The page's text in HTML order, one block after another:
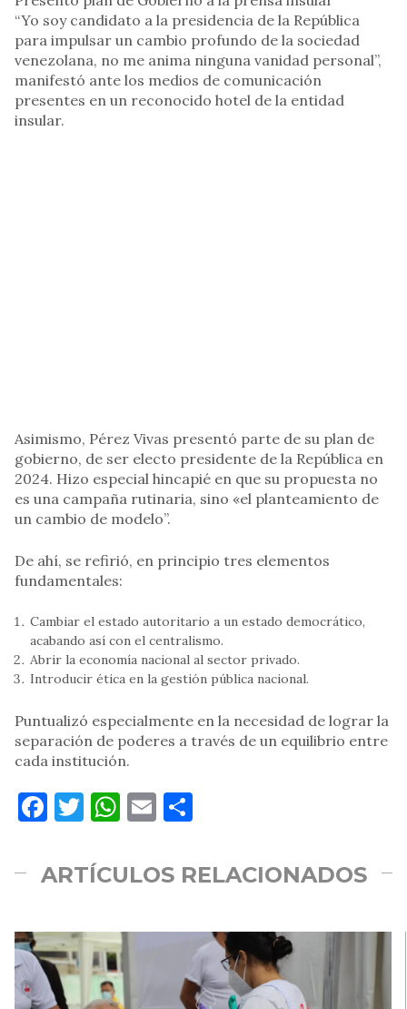
“Yo soy candidato a la presidencia de la República
para impulsar un cambio profundo de la sociedad
venezolana, no me anima ninguna vanidad personal”,
manifestó ante los medios de comunicación
presentes en un reconocido hotel de la entidad
insular.
Asimismo, Pérez Vivas presentó parte de su plan de
gobierno, de ser electo presidente de la República en
2024. Hizo especial hincapié en que su propuesta no
es una campaña rutinaria, sino «el planteamiento de
un cambio de modelo”.
De ahí, se refirió, en principio tres elementos
fundamentales:
Cambiar el estado autoritario a un estado democrático,
acabando así con el centralismo.
Abrir la economía nacional al sector privado.
Introducir ética en la gestión pública nacional.
Puntualizó especialmente en la necesidad de lograr la
separación de poderes a través de un equilibrio entre
cada institución.
Facebook
Twitter
WhatsApp
Email
ARTÍCULOS RELACIONADOS